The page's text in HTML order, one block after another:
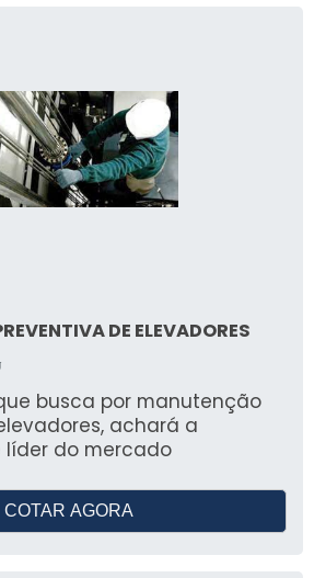
DE ELEVADORES
busca por manutenção
achará a
líder do mercado
COTAR AGORA